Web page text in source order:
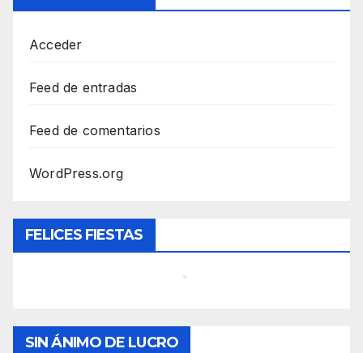
Acceder
Feed de entradas
Feed de comentarios
WordPress.org
FELICES FIESTAS
SIN ÁNIMO DE LUCRO